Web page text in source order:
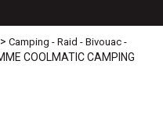
Camping - Raid - Bivouac -
COOLMATIC CAMPING